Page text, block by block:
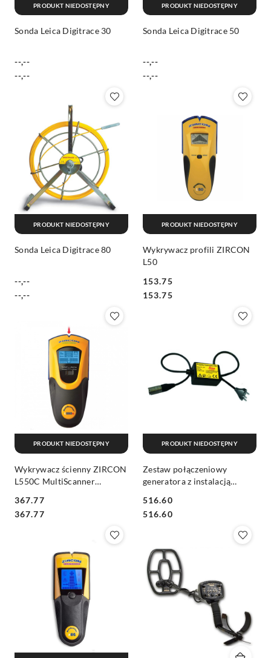
Sonda Leica Digitrace 30
Cena:
--,--
Cena:
--,--
PRODUKT NIEDOSTĘPNY
Sonda Leica Digitrace 50
Cena:
--,--
Cena:
--,--
PRODUKT NIEDOSTĘPNY
Sonda Leica Digitrace 80
Cena:
--,--
Cena:
--,--
PRODUKT NIEDOSTĘPNY
Wykrywacz profili ZIRCON
L50
Cena:
153.75
Cena:
153.75
PRODUKT NIEDOSTĘPNY
Wykrywacz ścienny ZIRCON
L550C MultiScanner
Cena:
367.77
Cena:
367.77
PRODUKT NIEDOSTĘPNY
Zestaw połączeniowy
generatora z instalacją
Cena:
516.60
Cena:
516.60
PRODUKT NIEDOSTĘPNY